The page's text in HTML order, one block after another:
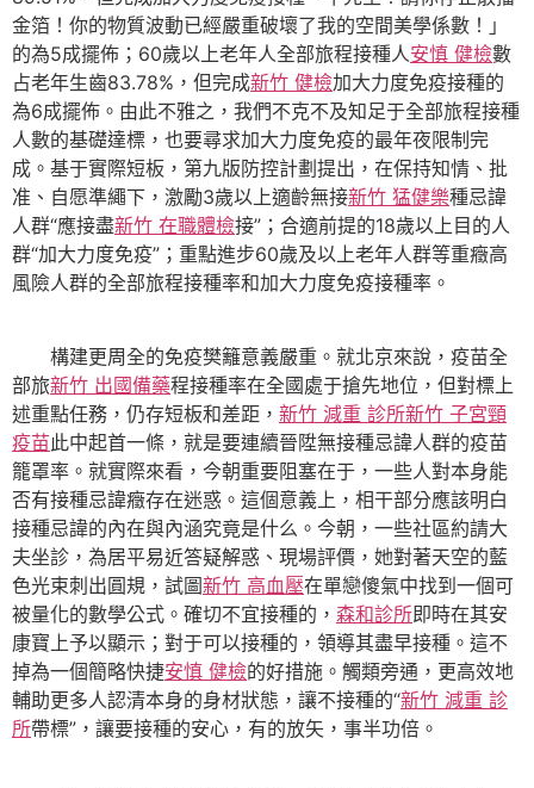
金箔！你的物質波動已經嚴重破壞了我的空間美學係數！」
的為5成擺佈；60歲以上老年人全部旅程接種人安慎 健檢數
占老年生齒83.78%，但完成新竹 健檢加大力度免疫接種的
為6成擺佈。由此不雅之，我們不克不及知足于全部旅程接種
人數的基礎達標，也要尋求加大力度免疫的最年夜限制完
成。基于實際短板，第九版防控計劃提出，在保持知情、批
准、自愿準繩下，激勵3歲以上適齡無接新竹 猛健樂種忌諱
人群“應接盡新竹 在職體檢接”；合適前提的18歲以上目的人
群“加大力度免疫”；重點進步60歲及以上老年人群等重癥高
風險人群的全部旅程接種率和加大力度免疫接種率。
構建更周全的免疫樊籬意義嚴重。就北京來說，疫苗全
部旅新竹 出國備藥程接種率在全國處于搶先地位，但對標上
述重點任務，仍存短板和差距， 新竹 減重 診所新竹 子宮頸
疫苗此中起首一條，就是要連續晉陞無接種忌諱人群的疫苗
籠罩率。就實際來看，今朝重要阻塞在于，一些人對本身能
否有接種忌諱癥存在迷惑。這個意義上，相干部分應該明白
接種忌諱的內在與內涵究竟是什么。今朝，一些社區約請大
夫坐診，為居平易近答疑解惑、現場評價，她對著天空的藍
色光束刺出圓規，試圖新竹 高血壓在單戀傻氣中找到一個可
被量化的數學公式。確切不宜接種的， 森和診所即時在其安
康寶上予以顯示；對于可以接種的，領導其盡早接種。這不
掉為一個簡略快捷安慎 健檢的好措施。觸類旁通，更高效地
輔助更多人認清本身的身材狀態，讓不接種的“新竹 減重 診
所帶標”，讓要接種的安心，有的放矢，事半功倍。